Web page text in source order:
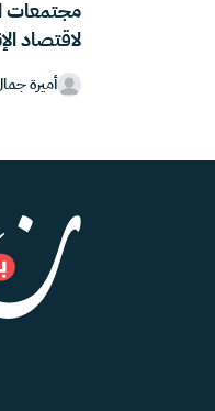
مجتمعات
لاقتصاد
أميرة